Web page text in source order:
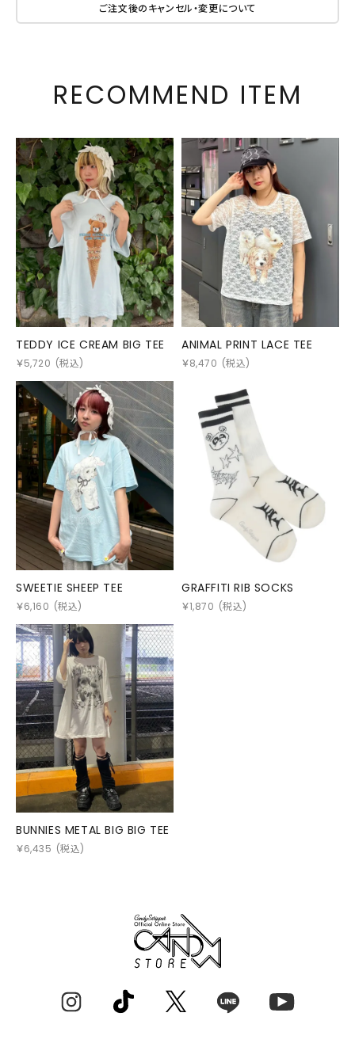
ご注文後のキャンセル・変更について
RECOMMEND ITEM
TEDDY ICE CREAM BIG TEE
￥5,720 (税込)
ANIMAL PRINT LACE TEE
￥8,470 (税込)
SWEETIE SHEEP TEE
￥6,160 (税込)
GRAFFITI RIB SOCKS
￥1,870 (税込)
BUNNIES METAL BIG BIG TEE
￥6,435 (税込)